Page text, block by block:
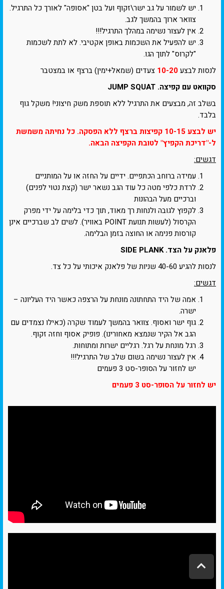
יש לשמור על גב ישר\זקוף ועל בטן "אסופה" לאורך כל התרגיל.
צוואר ארוך בהמשך לגב.
אין לעצור נשימה במהלך התרגיל!!!
יש להפעיל את השכמות באופן אקטיבי. לא לתת לשכמות
"לקרוס" לתוך הגו.
לנסות לבצע10-20 צעדים (שמאל+ימין) ברצף או במצטבר
סקוואט עם קפיצה. JUMP SQUAT
בשלב זה, מבצעים את התרגיל ללא תוספת משק חיצוני! משקל גוף
בלבד.
יש לבצע 10-15 קפיצות ברצף ללא הפסקה. כל נחיתה משמשת
ל-"דריכת הקפיץ" לטובת הקפיצה הבאה.
דגשים:
עמידה ברוחב הכתפיים. ידיים על החזה או על המותניים
לרדת כלפי מטה כל עוד הגב נשאר ישר (קצת נטוי לפנים)
וברכיים מעל הבהונות
לקפוץ לגובה ולנחות רך מאוד, תוך כדי בלימה על ידי מפרק
הקרסול (לעשות תנועת POINT באוויר). לשים לב שברכיים אינן
קורסות פנימה או החוצה בזמן הבלימה.
פלאנק על הצד. SIDE PLANK
לנסות להגיע 40-60 שניות של פלאנק איכותי על כל צד.
דגשים:
אמה של היד התחתונה מונחת על הרצפה כאשר היד העליונה –
ישרה.
גוף ישר ואסוף. צוואר בהמשך לעמוד שקרה (כאילו נצמדים עם
הגב אל הקיר שנמצא מאחורינו). פופיק אסוף וחזה זקוף.
רגל מונחת על רגל. רגליים ישרות ומתוחות.
אין לעצור נשימה בשום שלב של התרגיל!!!
יש לחזור על הסופר-סט 3 פעמים
יש לחזור על הסופר-סט 3 פעמים